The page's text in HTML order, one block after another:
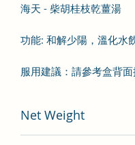
海天 - 柴胡桂枝乾薑湯
功能: 和解少陽，溫化水飲
服用建議：請參考盒背面
Net Weight